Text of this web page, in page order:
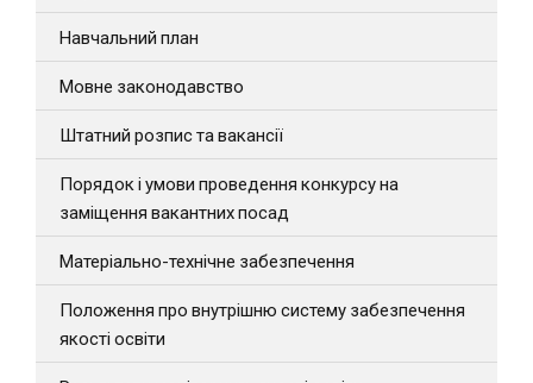
Навчальний план
Мовне законодавство
Штатний розпис та вакансії
Порядок і умови проведення конкурсу на
заміщення вакантних посад
Матеріально-технічне забезпечення
Положення про внутрішню систему забезпечення
якості освіти